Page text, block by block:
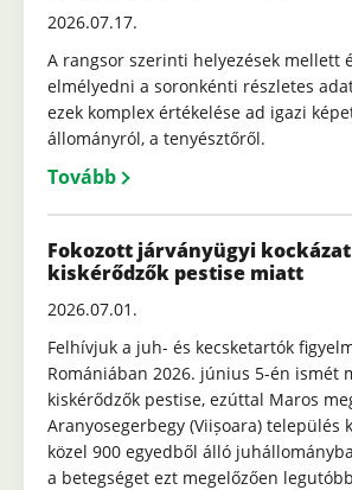
2026.07.17.
A rangsor szerinti helyezések mellett
elmélyedni a soronkénti részletes
ezek komplex értékelése ad igazi
állományról, a tenyésztőről.
Tovább
Fokozott járványügyi
kiskérődzők pestise miatt
2026.07.01.
Felhívjuk a juh- és kecsketartók
Romániában 2026. június 5-én ismét
kiskérődzők pestise, ezúttal Maros
Aranyosegerbegy (Viișoara) település
közel 900 egyedből álló
a betegséget ezt megelőzően